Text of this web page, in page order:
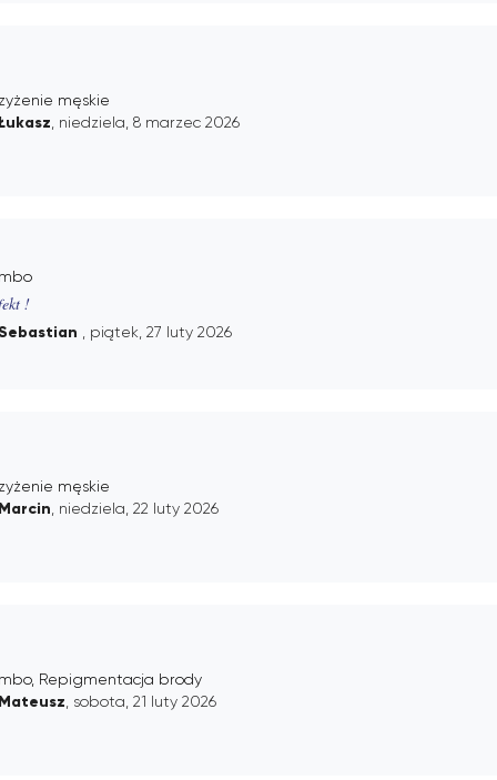
męskie
, niedziela, 8 marzec 2026
!
, piątek, 27 luty 2026
męskie
Marcin , niedziela, 22 luty 2026
Repigmentacja brody
Mateusz , sobota, 21 luty 2026